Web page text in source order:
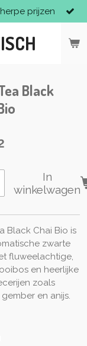
prijzen
Black
In
winkelwagen
Black Chai Bio is
zwarte
fluweelachtige,
en heerlijke
zoals
gember en anijs.